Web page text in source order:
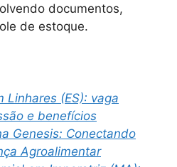
documentos,
de estoque.
Linhares (ES): vaga
e benefícios
Genesis: Conectando
Agroalimentar